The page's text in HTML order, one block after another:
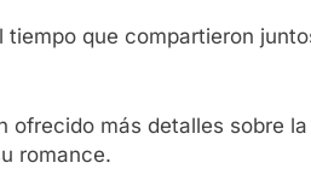
tiempo que compartieron
ofrecido más detalles sobre
romance.